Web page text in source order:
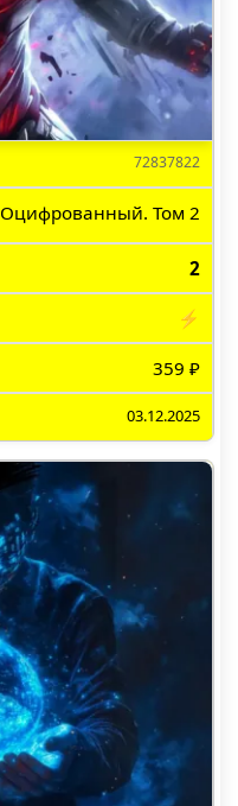
72837822
Оцифрованный. Том 2
2
⚡
359 ₽
03.12.2025